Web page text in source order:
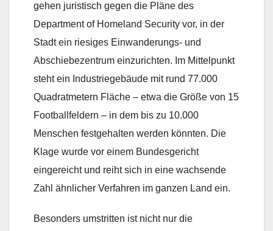
gehen juristisch gegen die Pläne des
Department of Homeland Security vor, in der
Stadt ein riesiges Einwanderungs- und
Abschiebezentrum einzurichten. Im Mittelpunkt
steht ein Industriegebäude mit rund 77.000
Quadratmetern Fläche – etwa die Größe von 15
Footballfeldern – in dem bis zu 10.000
Menschen festgehalten werden könnten. Die
Klage wurde vor einem Bundesgericht
eingereicht und reiht sich in eine wachsende
Zahl ähnlicher Verfahren im ganzen Land ein.
Besonders umstritten ist nicht nur die